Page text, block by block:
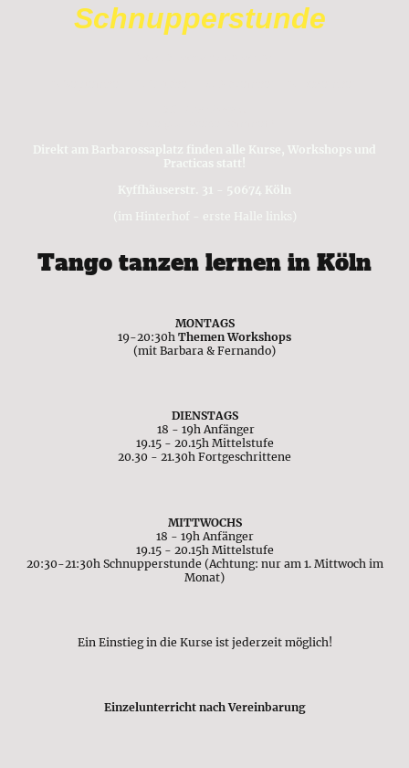
Schnupperstunde
Direkt am Barbarossaplatz finden alle Kurse, Workshops und
Practicas statt!
Kyffhäuserstr. 31 - 50674 Köln
(im Hinterhof - erste Halle links)
Tango tanzen lernen in Köln
MONTAGS
19-20:30h Themen Workshops
(mit Barbara & Fernando)
DIENSTAGS
18 - 19h Anfänger
19.15 - 20.15h Mittelstufe
20.30 - 21.30h Fortgeschrittene
MITTWOCHS
18 - 19h Anfänger
19.15 - 20.15h Mittelstufe
20:30-21:30h Schnupperstunde (Achtung: nur am 1. Mittwoch im
Monat)
Ein Einstieg in die Kurse ist jederzeit möglich!
Einzelunterricht nach Vereinbarung